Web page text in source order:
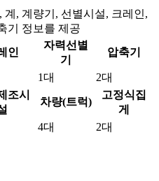
, 계량기, 선별시설, 크레인,
기 정보를 제공
인
자력선별
기
압축기
1대
2대
조시
차량(트럭)
고정식집
게
4대 2대